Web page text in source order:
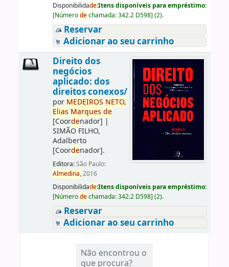
Disponibilidade:Itens disponíveis para empréstimo:
[Númerodechamada:342.2 D598] (2).
Reservar
Adicionar ao seu carrinho
Direito dos
negócios
aplicado: dos
direitos conexos/
por MEDEIROS NETO,
Elias Marques de
[Coordenador] |
SIMÃO FILHO,
Adalberto
[Coordenador].
Editora:São Paulo:
Almedina,2016
Disponibilidade:Itens disponíveis para empréstimo:
[Númerodechamada:342.2 D598] (2).
Reservar
Adicionar ao seu carrinho
Não encontrou o
que procura?